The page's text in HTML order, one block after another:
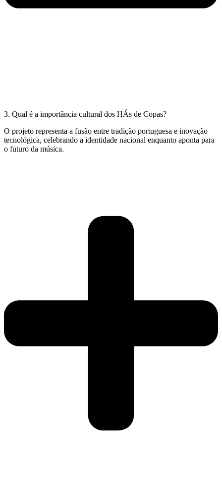
3. Qual é a importância cultural dos HÁs de Copas?
O projeto representa a fusão entre tradição portuguesa e inovação
tecnológica, celebrando a identidade nacional enquanto aponta para
o futuro da música.